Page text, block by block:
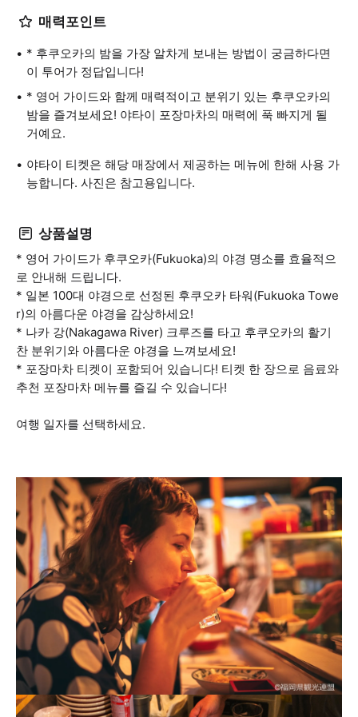
매력포인트
* 후쿠오카의 밤을 가장 알차게 보내는 방법이 궁금하다면
이 투어가 정답입니다!
* 영어 가이드와 함께 매력적이고 분위기 있는 후쿠오카의
밤을 즐겨보세요! 야타이 포장마차의 매력에 푹 빠지게 될
거예요.
야타이 티켓은 해당 매장에서 제공하는 메뉴에 한해 사용 가
능합니다. 사진은 참고용입니다.
상품설명
* 영어 가이드가 후쿠오카(Fukuoka)의 야경 명소를 효율적으
로 안내해 드립니다.
* 일본 100대 야경으로 선정된 후쿠오카 타워(Fukuoka Towe
r)의 아름다운 야경을 감상하세요!
* 나카 강(Nakagawa River) 크루즈를 타고 후쿠오카의 활기
찬 분위기와 아름다운 야경을 느껴보세요!
* 포장마차 티켓이 포함되어 있습니다! 티켓 한 장으로 음료와
추천 포장마차 메뉴를 즐길 수 있습니다!
여행 일자를 선택하세요.